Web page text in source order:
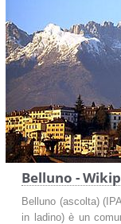
Belluno -
Belluno (ascolta)
in ladino) è un